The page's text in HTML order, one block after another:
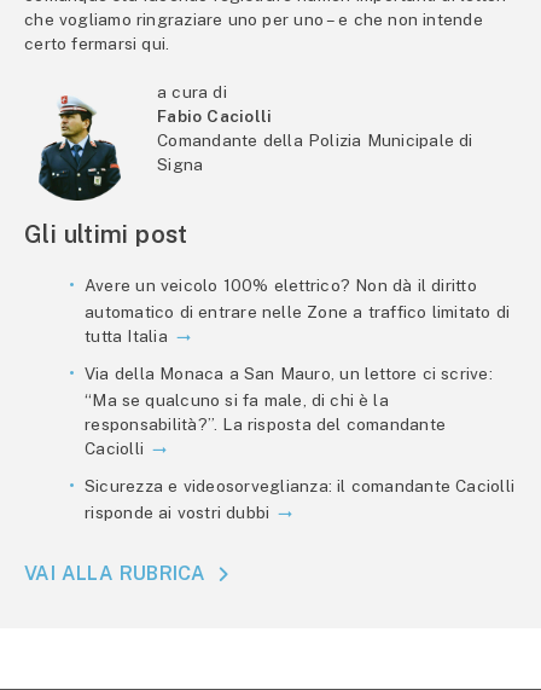
che vogliamo ringraziare uno per uno – e che non intende
certo fermarsi qui.
a cura di
Fabio Caciolli
Comandante della Polizia Municipale di
Signa
Gli ultimi post
Avere un veicolo 100% elettrico? Non dà il diritto
automatico di entrare nelle Zone a traffico limitato di
tutta Italia
Via della Monaca a San Mauro, un lettore ci scrive:
“Ma se qualcuno si fa male, di chi è la
responsabilità?”. La risposta del comandante
Caciolli
Sicurezza e videosorveglianza: il comandante Caciolli
risponde ai vostri dubbi
VAI ALLA RUBRICA